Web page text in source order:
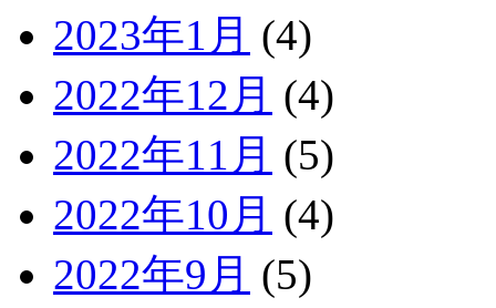
2023年1月 (4)
2022年12月 (4)
2022年11月 (5)
2022年10月 (4)
2022年9月 (5)